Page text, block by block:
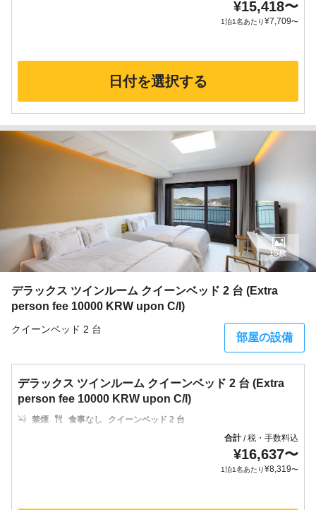
¥15,418〜
1泊1名あたり¥7,709〜
日付を選択する
デラックス ツインルーム クイーンベッド 2 台 (Extra
person fee 10000 KRW upon C/I)
クイーンベッド 2 台
部屋の設備
15枚
デラックス ツインルーム クイーンベッド 2 台 (Extra
person fee 10000 KRW upon C/I)
禁煙 食事なし
クイーンベッド 2 台
合計/税・手数料込
¥16,637〜
1泊1名あたり¥8,319〜